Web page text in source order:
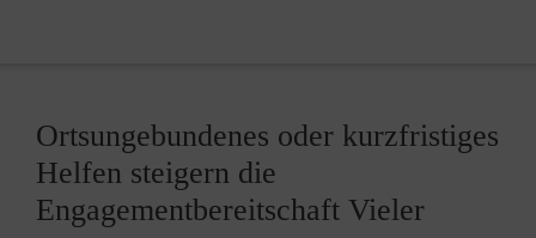
Ortsungebundenes oder kurzfristiges
Helfen steigern die
Engagementbereitschaft Vieler